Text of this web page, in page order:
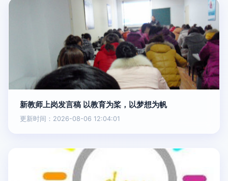
新教师上岗发言稿 以教育为桨，以梦想为帆
更新时间：2026-08-06 12:04:01